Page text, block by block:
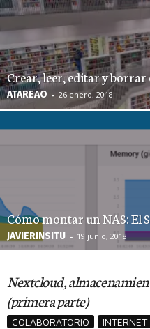
Crear, leer, editar y
ATAREAO - 26 enero, 2018
Cómo montar un NAS: El
JAVIERINSITU - 19 junio, 2018
Nextcloud,
(primera parte)
COLABORATORIO INTERNET